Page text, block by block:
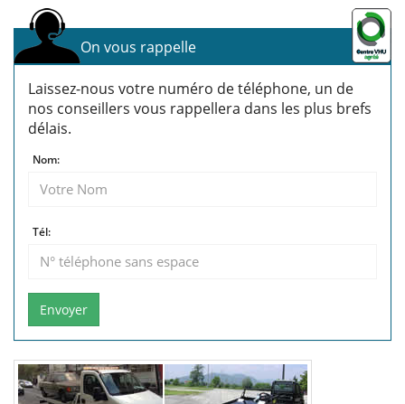
On vous rappelle
Laissez-nous votre numéro de téléphone, un de
nos conseillers vous rappellera dans les plus brefs
délais.
Nom:
Tél:
Envoyer